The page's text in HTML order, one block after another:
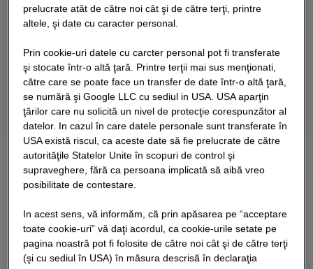
prelucrate atât de către noi cât şi de către terţi, printre
altele, şi date cu caracter personal.
Prin cookie-uri datele cu carcter personal pot fi transferate
şi stocate într-o altă ţară. Printre terţii mai sus menţionati,
către care se poate face un transfer de date într-o altă ţară,
se numără şi Google LLC cu sediul in USA. USA aparţin
ţărilor care nu solicită un nivel de protecţie corespunzător al
datelor. In cazul în care datele personale sunt transferate în
USA există riscul, ca aceste date să fie prelucrate de către
autorităţile Statelor Unite în scopuri de control şi
supraveghere, fără ca persoana implicată să aibă vreo
posibilitate de contestare.
In acest sens, vă informăm, că prin apăsarea pe “acceptare
toate cookie-uri” vă daţi acordul, ca cookie-urile setate pe
pagina noastră pot fi folosite de către noi cât şi de către terţi
(şi cu sediul în USA) în măsura descrisă în declaraţia